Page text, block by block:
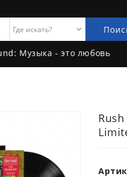
Музыка - это любовь